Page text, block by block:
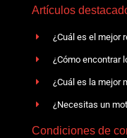
Artículos
¿Cuál es el mejor
¿Cómo encontrar
¿Cuál es la mejor
¿Necesitas un
Condiciones de